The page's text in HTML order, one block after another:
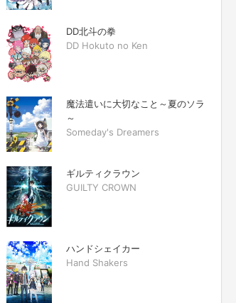
DD北斗の拳
DD Hokuto no Ken
魔法遣いに大切なこと～夏のソラ
～
Someday's Dreamers
ギルティクラウン
GUILTY CROWN
ハンドシェイカー
Hand Shakers